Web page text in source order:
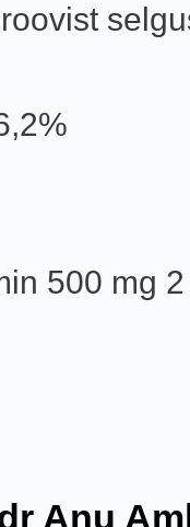
500 mg
Anu